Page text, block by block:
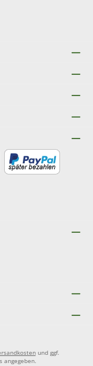
und ggf.
angegeben.